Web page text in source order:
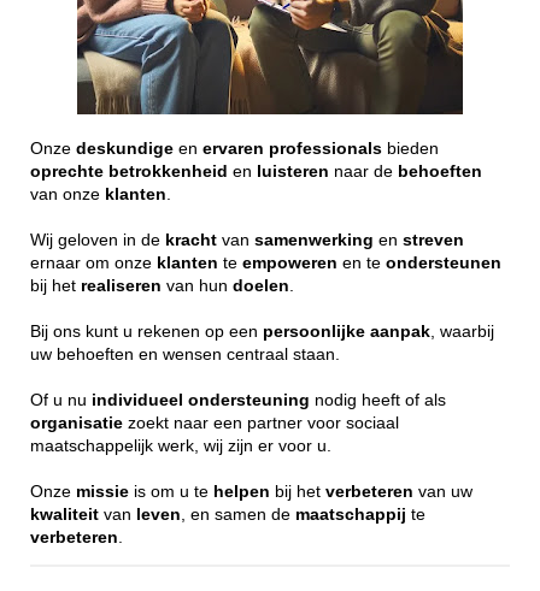
Onze deskundige en ervaren professionals bieden
oprechte betrokkenheid en luisteren naar de behoeften
van onze klanten
Wij geloven in de kracht van samenwerking en streven
ernaar om onze klanten te empoweren en te ondersteunen
bij het realiseren van hun doelen
Bij ons kunt u rekenen op een persoonlijke aanpak , waarbij
uw behoeften en wensen centraal staan.
Of u nu individueel ondersteuning nodig heeft of als
organisatie zoekt naar een partner voor sociaal
maatschappelijk werk, wij zijn er voor u.
Onze missie is om u te helpen bij het verbeteren van uw
kwaliteit van leven , en samen de maatschappij te
verbeteren